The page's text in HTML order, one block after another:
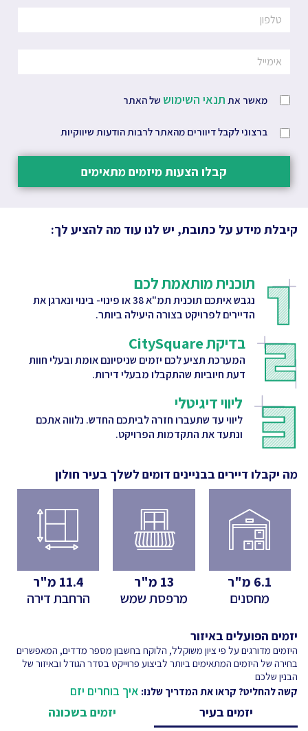
מאשר את תנאי השימוש של האתר
ברצוני לקבל דיוורים מהאתר לרבות הודעות שיווקיות
קבלו הצעות מיזמים מתאימים
קיבלת מידע על כתובת, יש לנו עוד מה להציע לך:
תוכנית מותאמת לכם
נגבש איתכם תוכנית תמ"א 38 או פינוי- בינוי ונארגן את
הדיירים לפרויקט בצורה היעילה ביותר.
בדיקת CitySquare
המערכת תציע לכם יזמים שניסיונם אומת ובעלי חוות
דעת חיוביות שהתקבלו מבעלי דירות.
ליווי דיגיטלי
ליווי עד שתעברו חזרה לביתכם החדש. נלווה אתכם
ונתעד את התקדמות הפרויקט.
מה יקבלו דיירים בבניינים דומים לשלך בעיר חולון
6.1 מ"ר
מחסנים
13 מ"ר
מרפסת שמש
11.4 מ"ר
הרחבת דירה
יזמים הפועלים באיזור
היזמים מדורגים על פי ציון משוקלל, הלוקח בחשבון מספר מדדים, המאפשרים
בחירה של היזמים המתאימים ביותר לביצוע פרוייקט בסדר הגודל ובאיזור של
הבנין שלכם
קשה להחליט? קראו את המדריך שלנו: איך בוחרים יזם
יזמים בעיר
יזמים בשכונה